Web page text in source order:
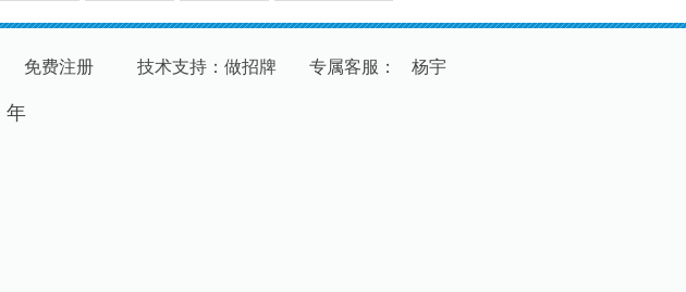
免费注册 技术支持：做招牌 专属客服 ： 杨宇
年